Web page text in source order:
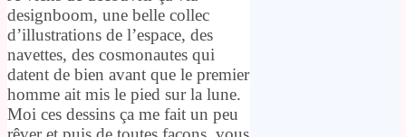
designboom, une belle collec
d’illustrations de l’espace, des
navettes, des cosmonautes qui
datent de bien avant que le premier
homme ait mis le pied sur la lune.
Moi ces dessins ça me fait un peu